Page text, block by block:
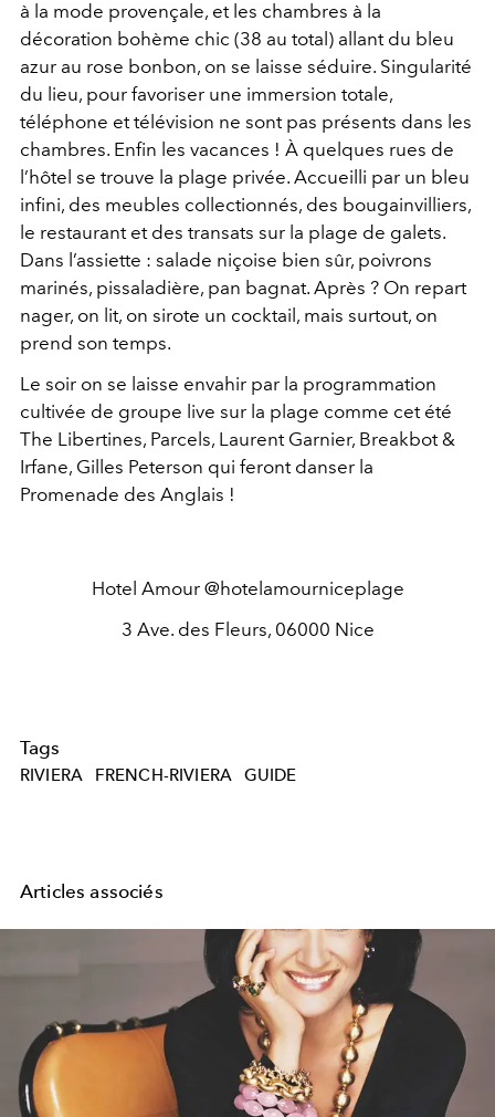
à la mode provençale, et les chambres à la
décoration bohème chic (38 au total) allant du bleu
azur au rose bonbon, on se laisse séduire. Singularité
du lieu, pour favoriser une immersion totale,
téléphone et télévision ne sont pas présents dans les
chambres. Enfin les vacances ! À quelques rues de
l’hôtel se trouve la plage privée. Accueilli par un bleu
infini, des meubles collectionnés, des bougainvilliers,
le restaurant et des transats sur la plage de galets.
Dans l’assiette : salade niçoise bien sûr, poivrons
marinés, pissaladière, pan bagnat. Après ? On repart
nager, on lit, on sirote un cocktail, mais surtout, on
prend son temps.
Le soir on se laisse envahir par la programmation
cultivée de groupe live sur la plage comme cet été
The Libertines, Parcels, Laurent Garnier, Breakbot &
Irfane, Gilles Peterson qui feront danser la
Promenade des Anglais !
Hotel Amour @hotelamourniceplage
3 Ave. des Fleurs, 06000 Nice
Tags
RIVIERA FRENCH-RIVIERA GUIDE
Articles associés